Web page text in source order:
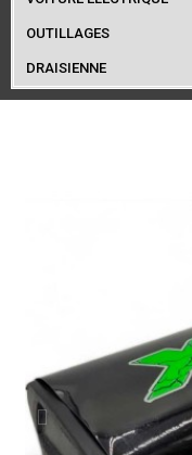
OUTILLAGES
DRAISIENNE